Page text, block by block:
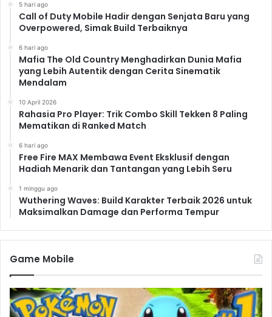
mematikan hingga meriam otomatis yang akurat.
Setiap senjata memiliki kelebihan dan kekurangan
yang tepat untuk setiap situasi. Strategi penggunaan
senjata yang tepat akan menentukan kemenanganmu
dalam pertempuran.
Mode Permainan
Metalstorm: Single Player
dan Multiplayer
Metalstorm menawarkan dua mode permainan utama:
single player dan multiplayer. Dalam mode single
player, kamu akan menyelesaikan berbagai misi yang
menantang dan menguji kemampuanmu sebagai pilot
jet tempur. Sementara dalam mode multiplayer, kamu
dunia. Rasakan sensasi pertempuran udara yang lebih
Mode Single Player: Misi yang
5 hari ago
Call of Duty Mobile Hadir dengan Senjata Baru yang
Overpowered, Simak Build Terbaiknya
6 hari ago
Mafia The Old Country Menghadirkan Dunia Mafia
yang Lebih Autentik dengan Cerita Sinematik
Mendalam
10 April 2026
Rahasia Pro Player: Trik Combo Skill Tekken 8 Paling
Mematikan di Ranked Match
6 hari ago
Free Fire MAX Membawa Event Eksklusif dengan
Hadiah Menarik dan Tantangan yang Lebih Seru
1 minggu ago
Wuthering Waves: Build Karakter Terbaik 2026 untuk
Maksimalkan Damage dan Performa Tempur
Game Mobile